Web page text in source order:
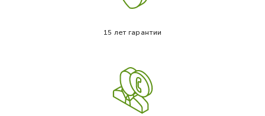
15 лет гарантии